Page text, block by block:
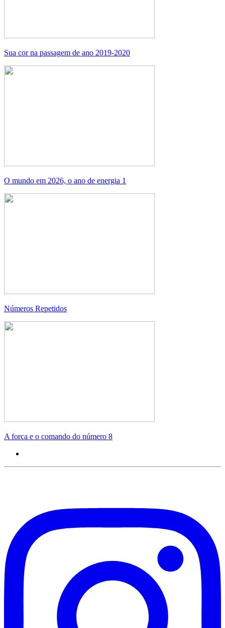
Sua cor na passagem de ano 2019-2020
O mundo em 2026, o ano de energia 1
Números Repetidos
A força e o comando do número 8